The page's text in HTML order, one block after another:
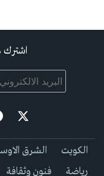
اشترك
الكويت الشرق
رياضة
فنون وثقافة